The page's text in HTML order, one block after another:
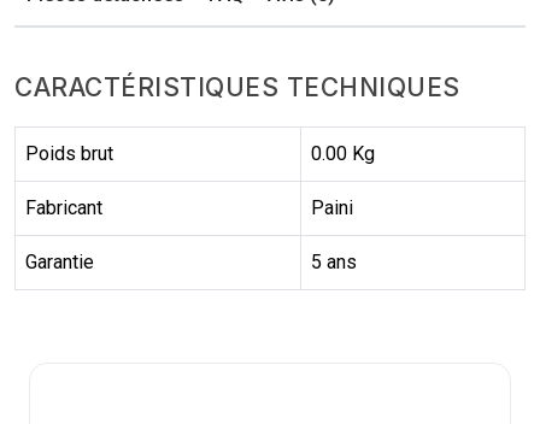
CARACTÉRISTIQUES TECHNIQUES
Poids brut 0.00 Kg
Fabricant Paini
Garantie 5 ans